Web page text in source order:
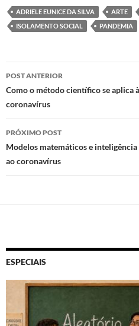
to
d
n
e
b
o
k
at
s
p
p
nt
ADRIELE EUNICE DA SILVA ARTE
ISOLAMENTO SOCIAL
PANDEMIA
Navegação
de
posts
POST ANTERIOR
Como o método científico se aplica
coronavírus
PRÓXIMO POST
Modelos matemáticos e
ao coronavírus
ESPECIAIS